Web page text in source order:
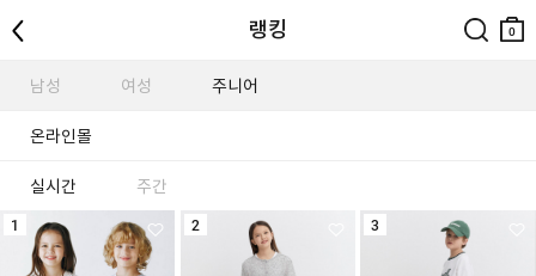
랭킹
구니
0
남성 여성 주니어
온라인몰
실시간 주간
1 2 3